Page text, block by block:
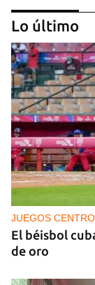
‘Sensación
Lo último
JUEGOS
El béisbol
de oro